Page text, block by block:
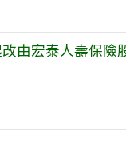
由宏泰人壽保險